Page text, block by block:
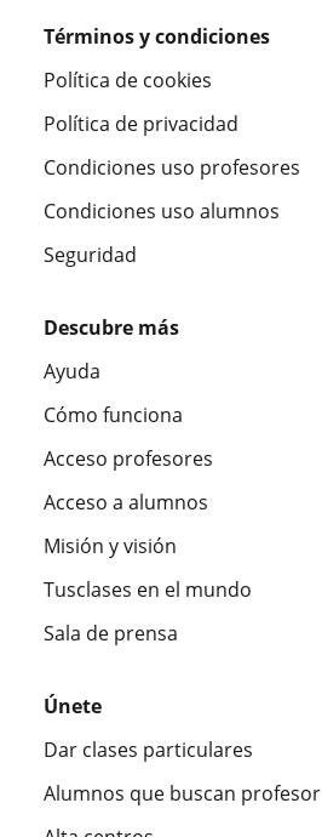
Términos y condiciones
Política de cookies
Política de privacidad
Condiciones uso profesores
Condiciones uso alumnos
Seguridad
Descubre más
Ayuda
Cómo funciona
Acceso profesores
Acceso a alumnos
Misión y visión
Tusclases en el mundo
Sala de prensa
Únete
Dar clases particulares
Alumnos que buscan profesor